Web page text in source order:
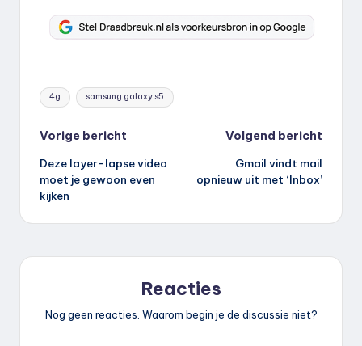
Tags:
4g samsung galaxy s5
Bericht
navigatie
Vorige bericht
Deze layer-lapse video
moet je gewoon even
kijken
Volgend bericht
Gmail vindt mail
opnieuw uit met ‘Inbox’
Reacties
Nog geen reacties. Waarom begin je de discussie niet?